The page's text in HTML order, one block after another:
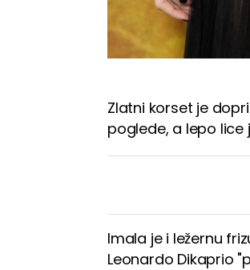
Zlatni korset je
poglede, a lepo
Imala je i ležernu
Leonardo Dikaprio